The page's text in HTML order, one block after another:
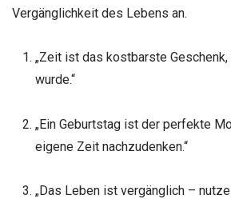
Vergänglichkeit des Lebens an.
„Zeit ist das kostbarste
wurde.“
„Ein Geburtstag ist der perfekte
eigene Zeit nachzudenken.“
„Das Leben ist vergänglich –